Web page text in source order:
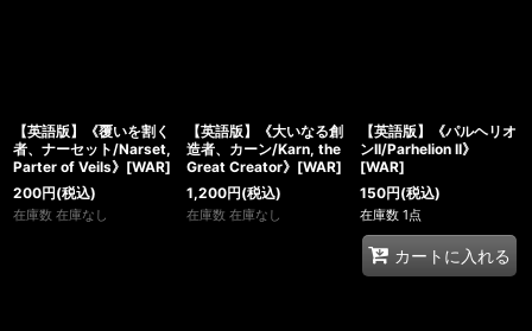
【英語版】《覆いを割く
者、ナーセット/Narset,
Parter of Veils》[WAR]
200円(税込)
在庫数 在庫なし
【英語版】《大いなる創
造者、カーン/Karn, the
Great Creator》[WAR]
1,200円(税込)
在庫数 在庫なし
【英語版】《パルヘリオ
ンII/Parhelion II》
[WAR]
150円(税込)
在庫数 1点
カートに入れる